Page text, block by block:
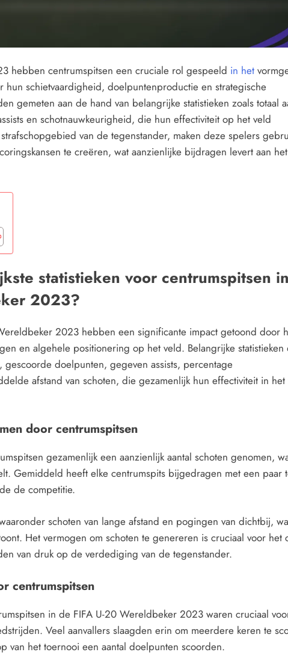
hebben centrumspitsen een cruciale rol gespeeld in het
hun schietvaardigheid, doelpuntenproductie en strategische
gemeten aan de hand van belangrijke statistieken zoals totaal
en schotnauwkeurigheid, die hun effectiviteit op het veld
van de tegenstander, maken deze spelers
te creëren, wat aanzienlijke bijdragen levert aan
statistieken voor centrumspitsen
2023?
2023 hebben een significante impact getoond door
en algehele positionering op het veld. Belangrijke statistieken
gescoorde doelpunten, gegeven assists, percentage
afstand van schoten, die gezamenlijk hun effectiviteit in het
door centrumspitsen
gezamenlijk een aanzienlijk aantal schoten genomen,
Gemiddeld heeft elke centrumspits bijgedragen met een paar
de competitie.
schoten van lange afstand en pogingen van dichtbij,
Het vermogen om schoten te genereren is cruciaal voor het
van druk op de verdediging van de tegenstander.
centrumspitsen
in de FIFA U-20 Wereldbeker 2023 waren cruciaal
Veel aanvallers slaagden erin om meerdere keren te
van het toernooi een aantal doelpunten scoorden.